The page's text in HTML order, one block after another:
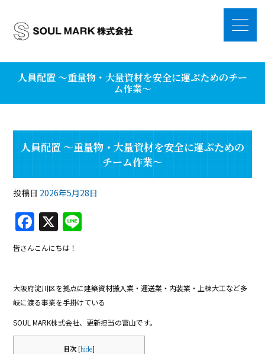
人員配置 ～重量物・大量資材を安全に運ぶためのチー
ム作業～
人員配置 ～重量物・大量資材を安全に運ぶための
チーム作業～
投稿日 2026年5月28日
F
a
c
e
b
o
o
X
皆さんこんにちは！
大阪府淀川区を拠点に建築資材搬入業・運送業・内装業・上棟大工など多
岐に渡る事業を手掛けている
SOUL MARK株式会社、更新担当の富山です。
目次 [hide]